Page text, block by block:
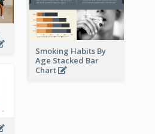
Smoking Habits By
Age Stacked Bar
Chart